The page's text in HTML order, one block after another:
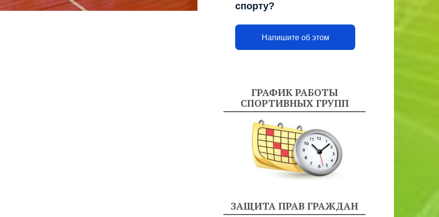
спорту?
Напишите об этом
ГРАФИК РАБОТЫ
СПОРТИВНЫХ ГРУПП
ЗАЩИТА ПРАВ ГРАЖДАН